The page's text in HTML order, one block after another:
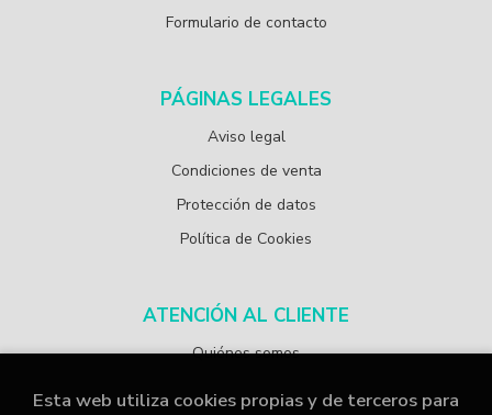
Formulario de contacto
PÁGINAS LEGALES
Aviso legal
Condiciones de venta
Protección de datos
Política de Cookies
ATENCIÓN AL CLIENTE
Quiénes somos
Esta web utiliza cookies propias y de terceros para